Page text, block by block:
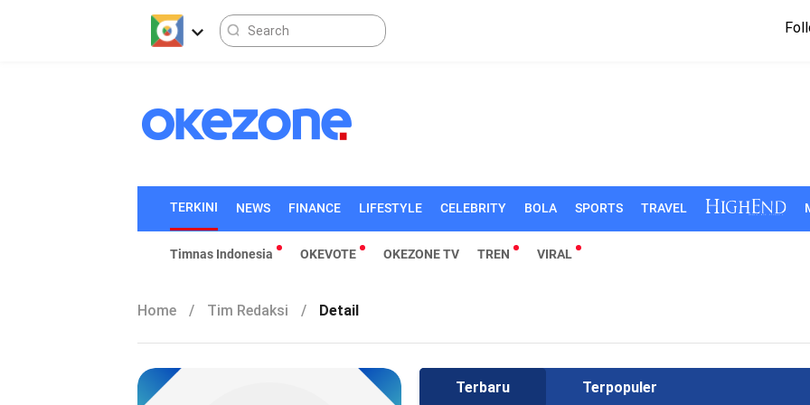
TERKINI NEWS FINANCE LIFESTYLE CELEBRITY BOLA SPORTS TRAVEL
Timnas Indonesia OKEVOTE OKEZONE TV TREN VIRAL
Home / Tim Redaksi / Detail
Terbaru Terpopuler